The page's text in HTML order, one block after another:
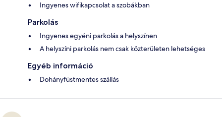
Ingyenes wifikapcsolat a szobákban
Parkolás
Ingyenes egyéni parkolás a helyszínen
A helyszíni parkolás nem csak közterületen lehetséges
Egyéb információ
Dohányfüstmentes szállás